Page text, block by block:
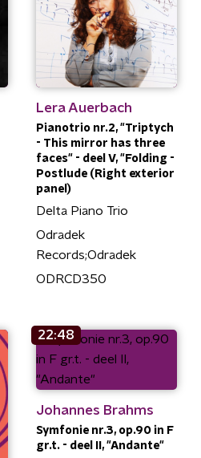
Lera Auerbach
Pianotrio nr.2, "Triptych
- This mirror has three
faces" - deel V, "Folding -
Postlude (Right exterior
panel)
Delta Piano Trio
Odradek
Records;Odradek
ODRCD350
22:48
Johannes Brahms
Symfonie nr.3, op.90 in F
gr.t. - deel II, "Andante"